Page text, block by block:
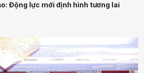
Động lực mới định hình tương lai